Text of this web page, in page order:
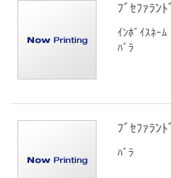
ﾌﾞｾﾌｧﾗﾝ
ｲﾝﾎﾞｲｽﾈｰﾑ
ﾊﾞﾗ
ﾌﾞｾﾌｧﾗﾝ
ﾊﾞﾗ